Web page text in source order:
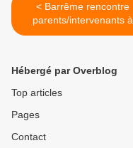
< Barrême rencontre
parents/intervenants à
l'école Victor Hugo
Hébergé par Overblog
Top articles
Pages
Contact